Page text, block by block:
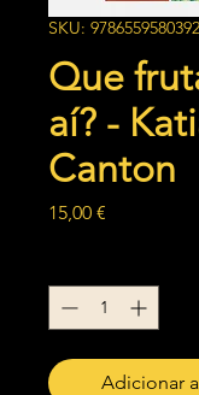
SKU: 9786559580392
Que
aí? -
Canton
15,00 €
Adicionar